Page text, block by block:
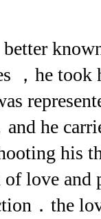
，he took
he
his
of love
．the